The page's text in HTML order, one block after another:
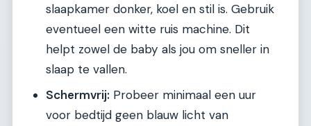
slaapkamer donker, koel en stil is. Gebruik
eventueel een witte ruis machine. Dit
helpt zowel de baby als jou om sneller in
slaap te vallen.
Schermvrij: Probeer minimaal een uur
voor bedtijd geen blauw licht van